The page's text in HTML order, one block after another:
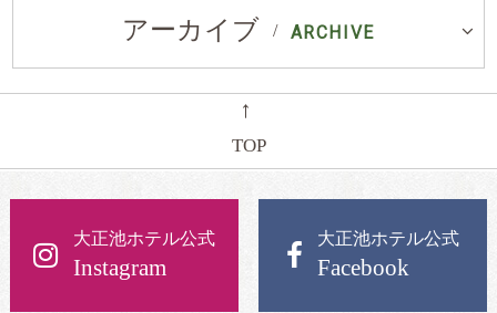
アーカイブ ARCHIVE
←
TOP
大正池ホテル公式
Instagram
大正池ホテル公式
Facebook